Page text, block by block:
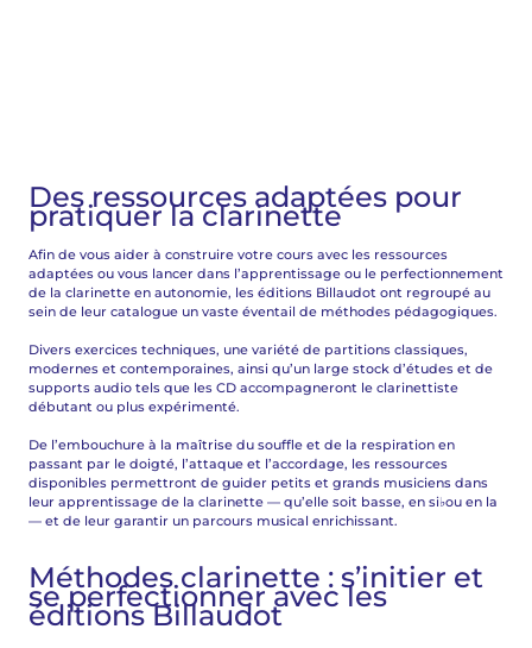
Des ressources adaptées pour
pratiquer la clarinette
Afin de vous aider à construire votre cours avec les ressources
adaptées ou vous lancer dans l’apprentissage ou le perfectionnement
de la clarinette en autonomie, les éditions Billaudot ont regroupé au
sein de leur catalogue un vaste éventail de méthodes pédagogiques.
Divers exercices techniques, une variété de partitions classiques,
modernes et contemporaines, ainsi qu’un large stock d’études et de
supports audio tels que les CD accompagneront le clarinettiste
débutant ou plus expérimenté.
De l’embouchure à la maîtrise du souffle et de la respiration en
passant par le doigté, l’attaque et l’accordage, les ressources
disponibles permettront de guider petits et grands musiciens dans
leur apprentissage de la clarinette — qu’elle soit basse, en si♭ou en la
— et de leur garantir un parcours musical enrichissant.
Méthodes clarinette : s’initier et
se perfectionner avec les
éditions Billaudot